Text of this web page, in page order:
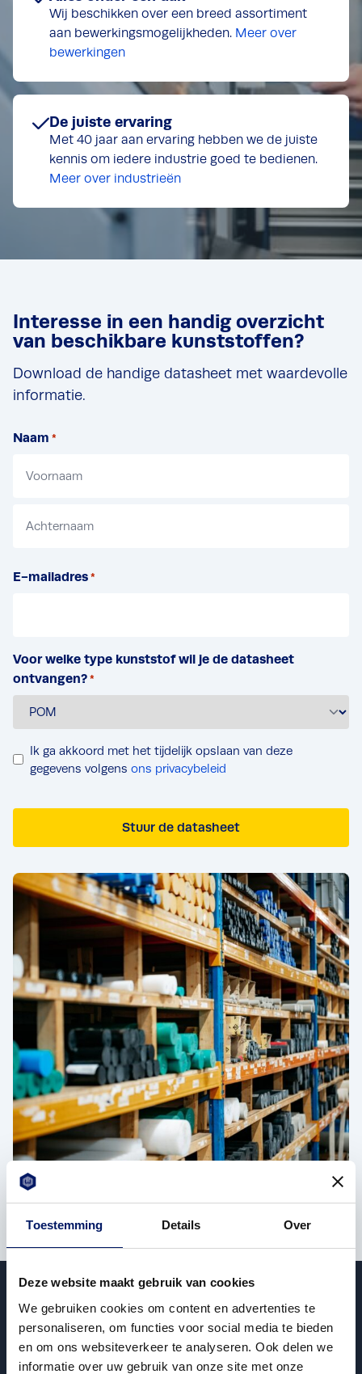
Toestemming Details Over
Deze website maakt gebruik van cookies
We gebruiken cookies om content en advertenties te
personaliseren, om functies voor social media te bieden
en om ons websiteverkeer te analyseren. Ook delen we
informatie over uw gebruik van onze site met onze
Wij beschikken over een breed assortiment
aan bewerkingsmogelijkheden. Meer over
bewerkingen
De juiste ervaring
Met 40 jaar aan ervaring hebben we de juiste
kennis om iedere industrie goed te bedienen.
Meer over industrieën
Interesse in een handig overzicht
van beschikbare kunststoffen?
Download de handige datasheet met waardevolle
informatie.
Naam *
n
c
n
a
E-mailadres *
Voor welke type kunststof wil je de datasheet
ontvangen? *
r
v
c
*
Ik ga akkoord met het tijdelijk opslaan van deze
gegevens volgens ons privacybeleid
Stuur de datasheet
Volg de laatste
ontwikkelingen